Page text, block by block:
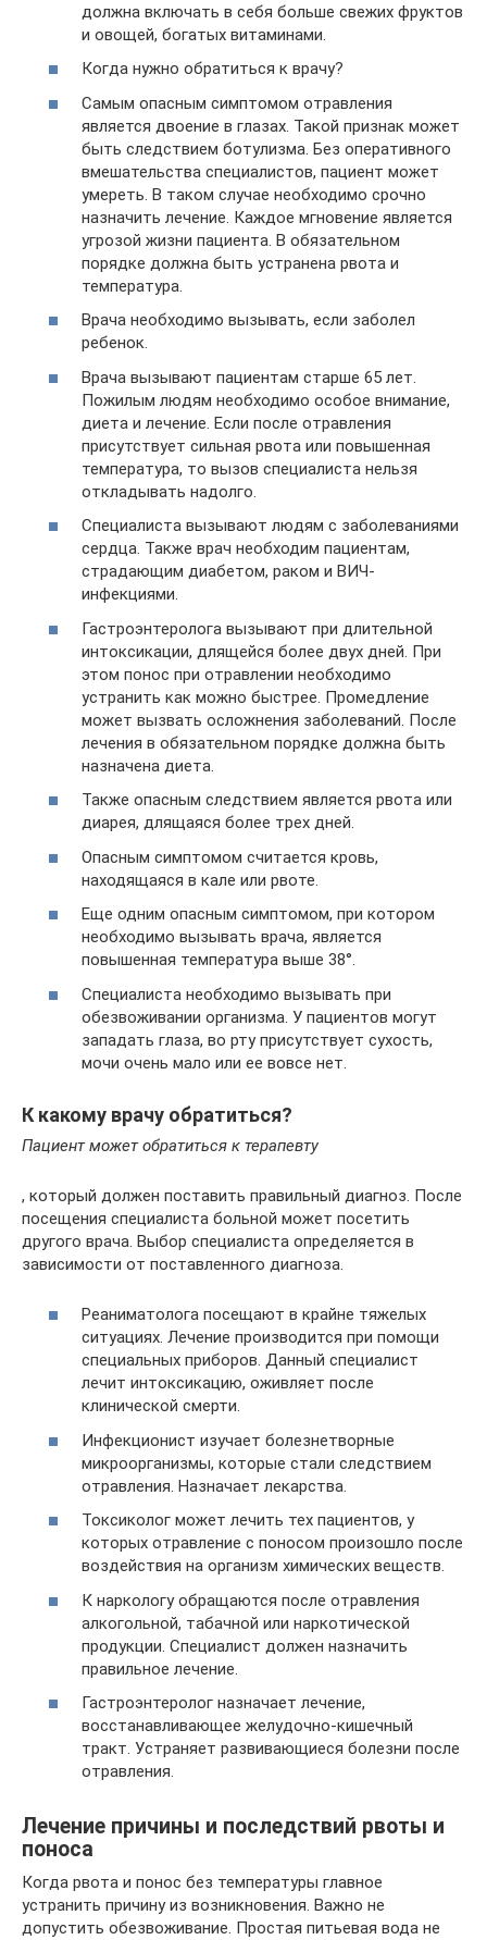
должна включать в себя больше свежих фруктов
и овощей, богатых витаминами.
Когда нужно обратиться к врачу?
Самым опасным симптомом отравления
является двоение в глазах. Такой признак может
быть следствием ботулизма. Без оперативного
вмешательства специалистов, пациент может
умереть. В таком случае необходимо срочно
назначить лечение. Каждое мгновение является
угрозой жизни пациента. В обязательном
порядке должна быть устранена рвота и
температура.
Врача необходимо вызывать, если заболел
ребенок.
Врача вызывают пациентам старше 65 лет.
Пожилым людям необходимо особое внимание,
диета и лечение. Если после отравления
присутствует сильная рвота или повышенная
температура, то вызов специалиста нельзя
откладывать надолго.
Специалиста вызывают людям с заболеваниями
сердца. Также врач необходим пациентам,
страдающим диабетом, раком и ВИЧ-
инфекциями.
Гастроэнтеролога вызывают при длительной
интоксикации, длящейся более двух дней. При
этом понос при отравлении необходимо
устранить как можно быстрее. Промедление
может вызвать осложнения заболеваний. После
лечения в обязательном порядке должна быть
назначена диета.
Также опасным следствием является рвота или
диарея, длящаяся более трех дней.
Опасным симптомом считается кровь,
находящаяся в кале или рвоте.
Еще одним опасным симптомом, при котором
необходимо вызывать врача, является
повышенная температура выше 38°.
Специалиста необходимо вызывать при
обезвоживании организма. У пациентов могут
западать глаза, во рту присутствует сухость,
мочи очень мало или ее вовсе нет.
К какому врачу обратиться?
Пациент может обратиться к терапевту
, который должен поставить правильный диагноз. После
посещения специалиста больной может посетить
другого врача. Выбор специалиста определяется в
зависимости от поставленного диагноза.
Реаниматолога посещают в крайне тяжелых
ситуациях. Лечение производится при помощи
специальных приборов. Данный специалист
лечит интоксикацию, оживляет после
клинической смерти.
Инфекционист изучает болезнетворные
микроорганизмы, которые стали следствием
отравления. Назначает лекарства.
Токсиколог может лечить тех пациентов, у
которых отравление с поносом произошло после
воздействия на организм химических веществ.
К наркологу обращаются после отравления
алкогольной, табачной или наркотической
продукции. Специалист должен назначить
правильное лечение.
Гастроэнтеролог назначает лечение,
восстанавливающее желудочно-кишечный
тракт. Устраняет развивающиеся болезни после
отравления.
Лечение причины и последствий рвоты и
поноса
Когда рвота и понос без температуры главное
устранить причину из возникновения. Важно не
допустить обезвоживание. Простая питьевая вода не